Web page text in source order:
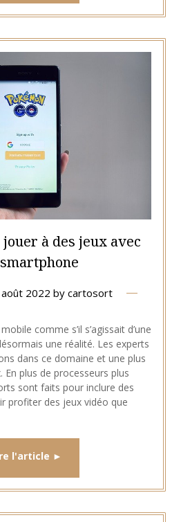
à des jeux avec
2022 by cartosort
comme s’il s’agissait d’une
une réalité. Les experts
dans ce domaine et une plus
En plus de processeurs plus
sont faits pour inclure des
profiter des jeux vidéo que